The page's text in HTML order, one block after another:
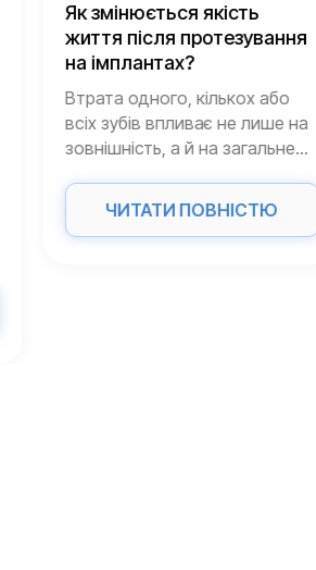
Як змінюється якість
життя після протезування
на імплантах?
Втрата одного, кількох або
всіх зубів впливає не лише на
зовнішність, а й на загальне...
ЧИТАТИ ПОВНІСТЮ